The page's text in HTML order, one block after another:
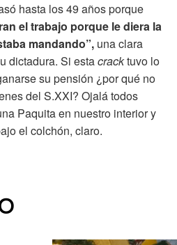
hasta los 49 años porque
el trabajo porque le diera la
mandando”, una clara
dictadura. Si estacracktuvo lo
su pensión ¿por qué no
del S.XXI? Ojalá todos
Paquita en nuestro interior y
el colchón, claro.